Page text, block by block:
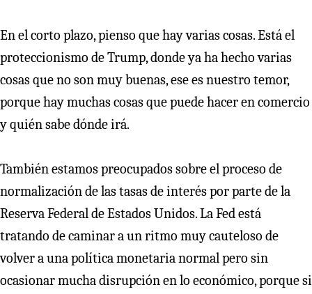
En el corto plazo, pienso que hay varias cosas. Está el
proteccionismo de Trump, donde ya ha hecho varias
cosas que no son muy buenas, ese es nuestro temor,
porque hay muchas cosas que puede hacer en comercio
y quién sabe dónde irá.
También estamos preocupados sobre el proceso de
normalización de las tasas de interés por parte de la
Reserva Federal de Estados Unidos. La Fed está
tratando de caminar a un ritmo muy cauteloso de
volver a una política monetaria normal pero sin
ocasionar mucha disrupción en lo económico, porque si